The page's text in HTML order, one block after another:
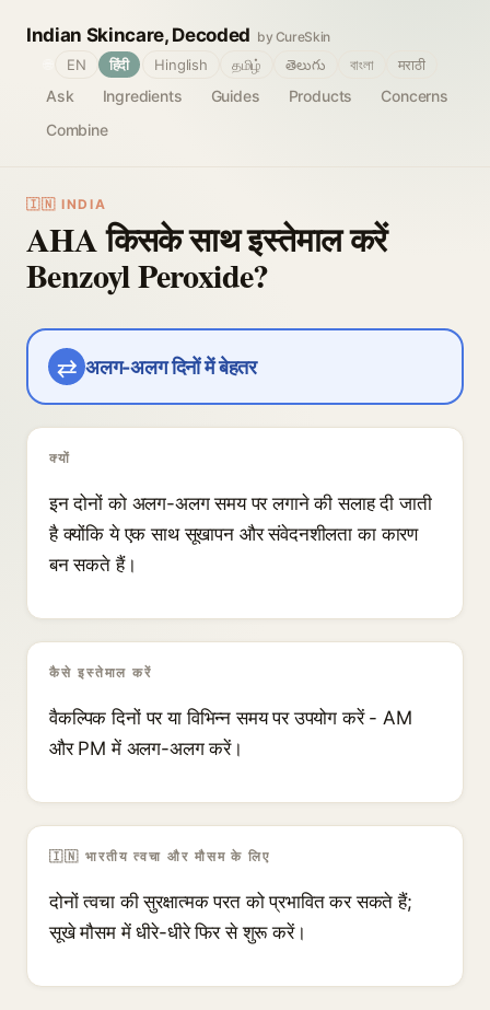
Indian Skincare, Decoded by CureSkin
Ask Ingredients Guides Products
Concerns
Combine
EN हिंदी Hinglish தமிழ் తెలుగు বাংলা मराठी
🇮🇳 INDIA
AHA किसके साथ इस्तेमाल करें
Benzoyl Peroxide?
⇄ अलग-अलग दिनों में बेहतर
क्यों
इन दोनों को अलग-अलग समय पर लगाने की सलाह दी जाती
है क्योंकि ये एक साथ सूखापन और संवेदनशीलता का कारण
बन सकते हैं।
कैसे इस्तेमाल करें
वैकल्पिक दिनों पर या विभिन्न समय पर उपयोग करें - AM
और PM में अलग-अलग करें।
🇮🇳 भारतीय त्वचा और मौसम के लिए
दोनों त्वचा की सुरक्षात्मक परत को प्रभावित कर सकते हैं;
सूखे मौसम में धीरे-धीरे फिर से शुरू करें।